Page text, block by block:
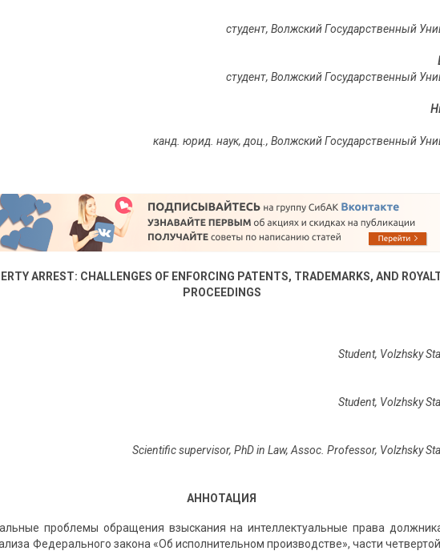
студент, Волжский Государственный
студент, Волжский Государственный
канд. юрид. наук, доц., Волжский Государственный
ARREST: CHALLENGES OF ENFORCING PATENTS, TRADEMARKS, AND
PROCEEDINGS
Student, Volzhsky
Student, Volzhsky
Scientific supervisor, PhD in Law, Assoc. Professor, Volzhsky
АННОТАЦИЯ
проблемы обращения взыскания на интеллектуальные права
Федерального закона «Об исполнительном производстве», части